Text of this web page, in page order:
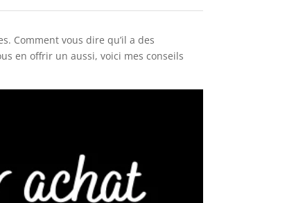
Comment vous dire qu’il a des
en offrir un aussi, voici mes conseils